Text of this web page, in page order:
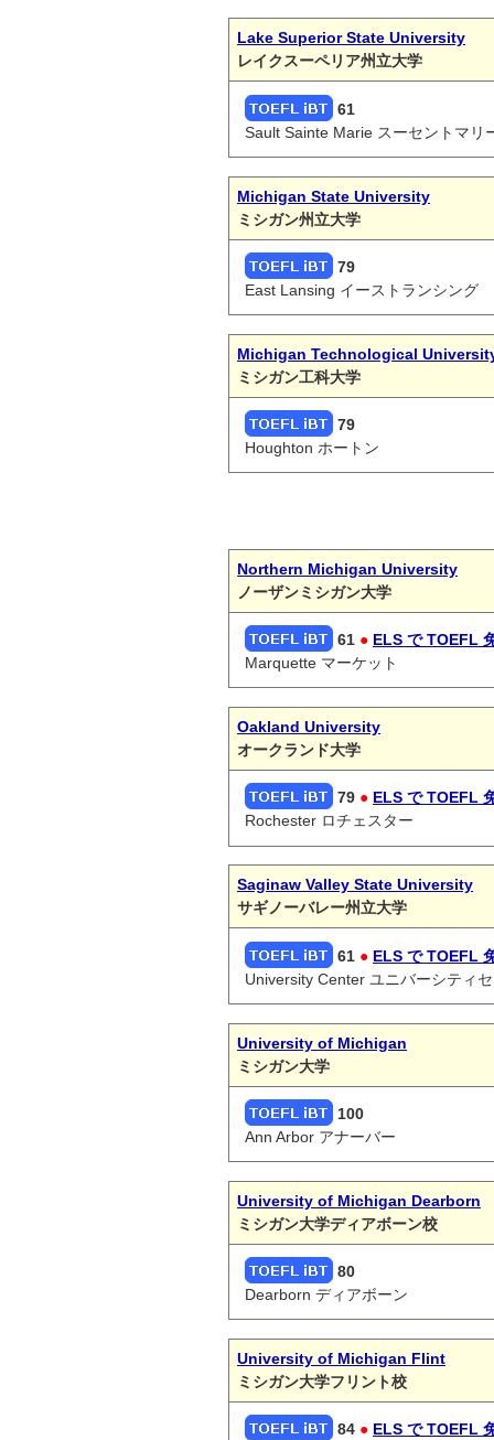
Lake Superior State University
レイクスーペリア州立大学
61
Sault Sainte Marie スーセントマリ
Michigan State University
ミシガン州立大学
79
East Lansing イーストランシング
Michigan Technological
ミシガン工科大学
79
Houghton ホートン
Northern Michigan University
ノーザンミシガン大学
61 ● ELS で TOEFL
Marquette マーケット
Oakland University
オークランド大学
79 ● ELS で TOEFL
Rochester ロチェスター
Saginaw Valley State University
サギノーバレー州立大学
61 ● ELS で TOEFL
University Center ユニバーシティ
University of Michigan
ミシガン大学
100
Ann Arbor アナーバー
University of Michigan Dearborn
ミシガン大学ディアボーン校
80
Dearborn ディアボーン
University of Michigan Flint
ミシガン大学フリント校
84 ● ELS で TOEFL